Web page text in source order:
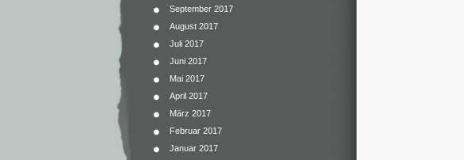
September 2017
August 2017
Juli 2017
Juni 2017
Mai 2017
April 2017
März 2017
Februar 2017
Januar 2017